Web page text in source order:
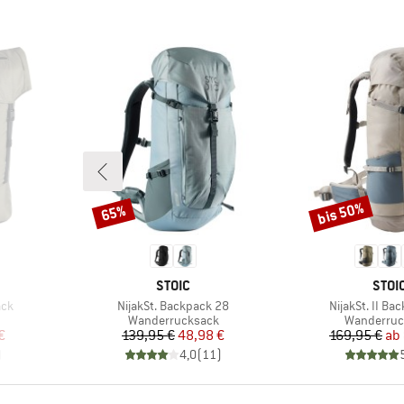
Preis
MARKE
STOIC
Artikel
NijakSt. Backpack 28
Produktgruppe
Wanderrucksack
Preis
139,95 €reduzierter Preis
48,98 €
4,0(11)
Rabatt
65%
Artikel
NijakSt. II
169,95 € ab
Rabatt
bis 50%